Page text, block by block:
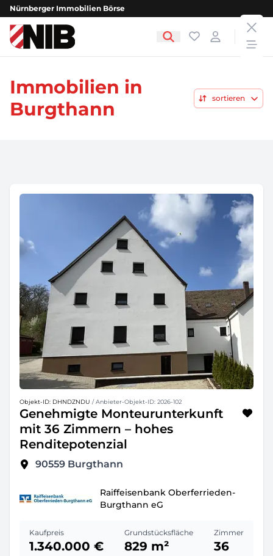
Nürnberger Immobilien Börse
NIB - Nürnberger Immobilien Börse Favoriten
Login
Immobilien in
Burgthann
sortieren
Objekt-ID: DHNDZNDU / Anbieter-Objekt-ID: 2026-102
Genehmigte Monteurunterkunft
mit 36 Zimmern – hohes
Renditepotenzial
90559 Burgthann
Raiffeisenbank Oberferrieden-
Burgthann eG
Kaufpreis
1.340.000 €
Grundstücksfläche
829 m²
Zimmer
36